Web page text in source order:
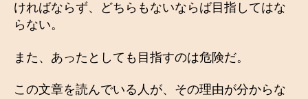
ければならず、どちらもないならば目指してはな
らない。
また、あったとしても目指すのは危険だ。
この文章を読んでいる人が、その理由が分からな